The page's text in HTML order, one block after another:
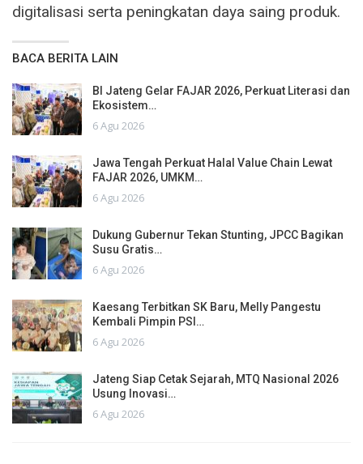
digitalisasi serta peningkatan daya saing produk.
BACA BERITA LAIN
BI Jateng Gelar FAJAR 2026, Perkuat Literasi dan
Ekosistem…
6 Agu 2026
Jawa Tengah Perkuat Halal Value Chain Lewat
FAJAR 2026, UMKM…
6 Agu 2026
Dukung Gubernur Tekan Stunting, JPCC Bagikan
Susu Gratis…
6 Agu 2026
Kaesang Terbitkan SK Baru, Melly Pangestu
Kembali Pimpin PSI…
6 Agu 2026
Jateng Siap Cetak Sejarah, MTQ Nasional 2026
Usung Inovasi…
6 Agu 2026